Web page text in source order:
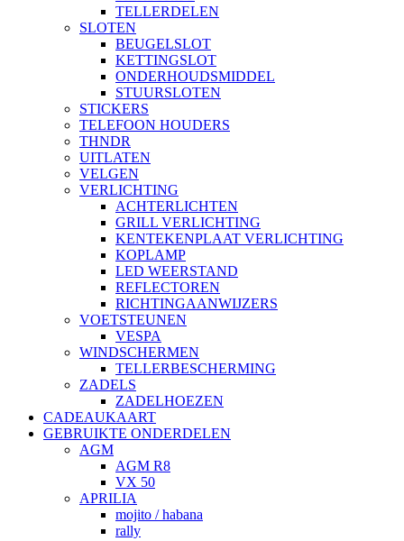
TELLERDELEN
SLOTEN
BEUGELSLOT
KETTINGSLOT
ONDERHOUDSMIDDEL
STUURSLOTEN
STICKERS
TELEFOON HOUDERS
THNDR
UITLATEN
VELGEN
VERLICHTING
ACHTERLICHTEN
GRILL VERLICHTING
KENTEKENPLAAT VERLICHTING
KOPLAMP
LED WEERSTAND
REFLECTOREN
RICHTINGAANWIJZERS
VOETSTEUNEN
VESPA
WINDSCHERMEN
TELLERBESCHERMING
ZADELS
ZADELHOEZEN
CADEAUKAART
GEBRUIKTE ONDERDELEN
AGM
AGM R8
VX 50
APRILIA
mojito / habana
rally